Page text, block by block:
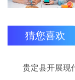
猜您喜欢